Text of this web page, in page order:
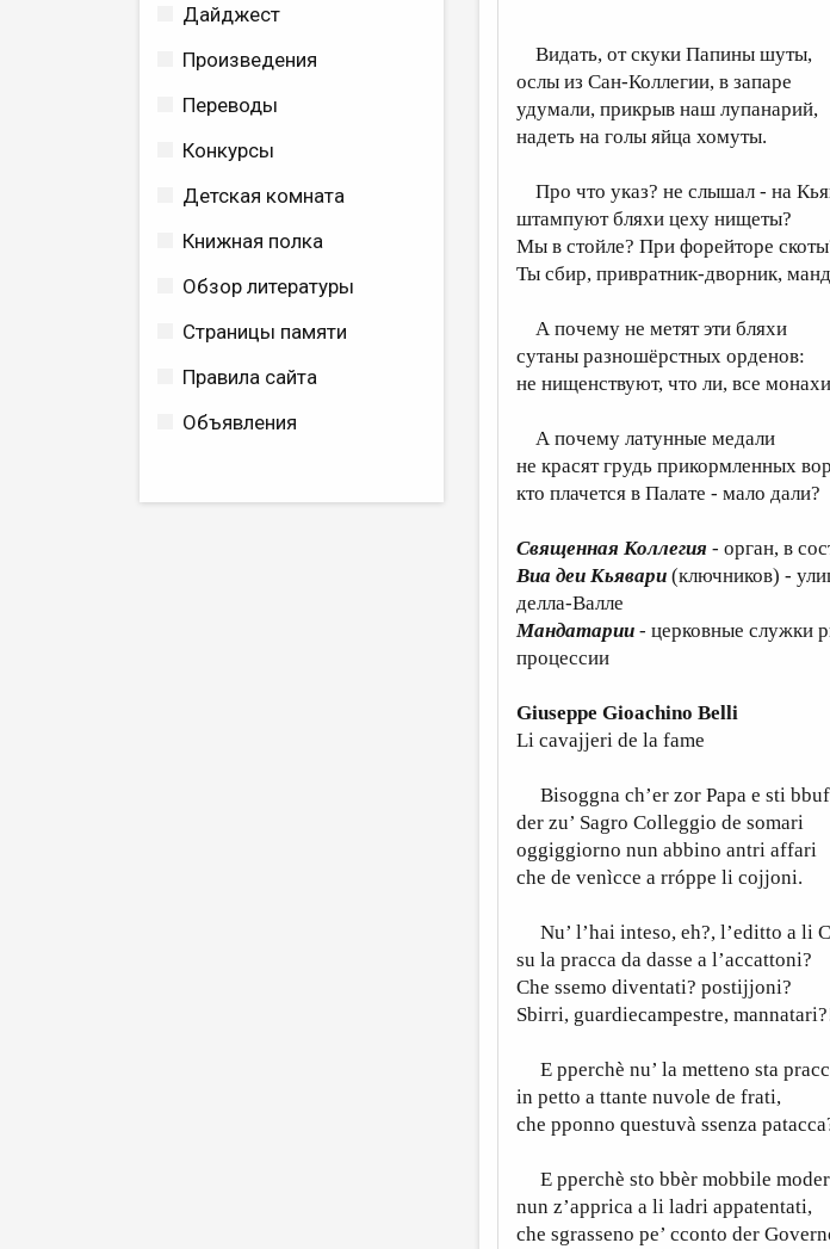
Дайджест
Произведения
Переводы
Конкурсы
Детская комната
Книжная полка
Обзор литературы
Страницы памяти
Правила сайта
Объявления
Видать, от скуки Папины шуты,
ослы из Сан-Коллегии, в запаре
удумали, прикрыв наш лупанарий,
надеть на голы яйца хомуты.
Про что указ? не слышал - на
штампуют бляхи цеху нищеты?
Мы в стойле? При форейторе
Ты сбир, привратник-дворник,
А почему не метят эти бляхи
сутаны разношёрстных орденов:
не нищенствуют, что ли, все
А почему латунные медали
не красят грудь прикормленных
кто плачется в Палате - мало дали?
Священная Коллегия - орган, в
Виа деи Кьявари (ключников) -
делла-Валле
Мандатарии - церковные служки
процессии
Giuseppe Gioachino Belli
Li cavajjeri de la fame
Bisoggna ch’er zor Papa e sti
der zu’ Sagro Colleggio de somari
oggiggiorno nun abbino antri affari
che de venìcce a rróppe li cojjoni.
Nu’ l’hai inteso, eh?, l’editto a li
su la pracca da dasse a l’accattoni?
Che ssemo diventati? postijjoni?
Sbirri, guardiecampestre,
E pperchè nu’ la metteno sta
in petto a ttante nuvole de frati,
che pponno questuvà ssenza
E pperchè sto bbèr mobbile
nun z’apprica a li ladri appatentati,
che sgrasseno pe’ cconto der